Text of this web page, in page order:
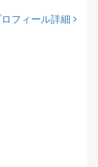
ロフィール詳細